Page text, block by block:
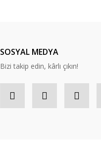
SOSYAL MEDYA
Bizi takip edin, kârlı çıkın!